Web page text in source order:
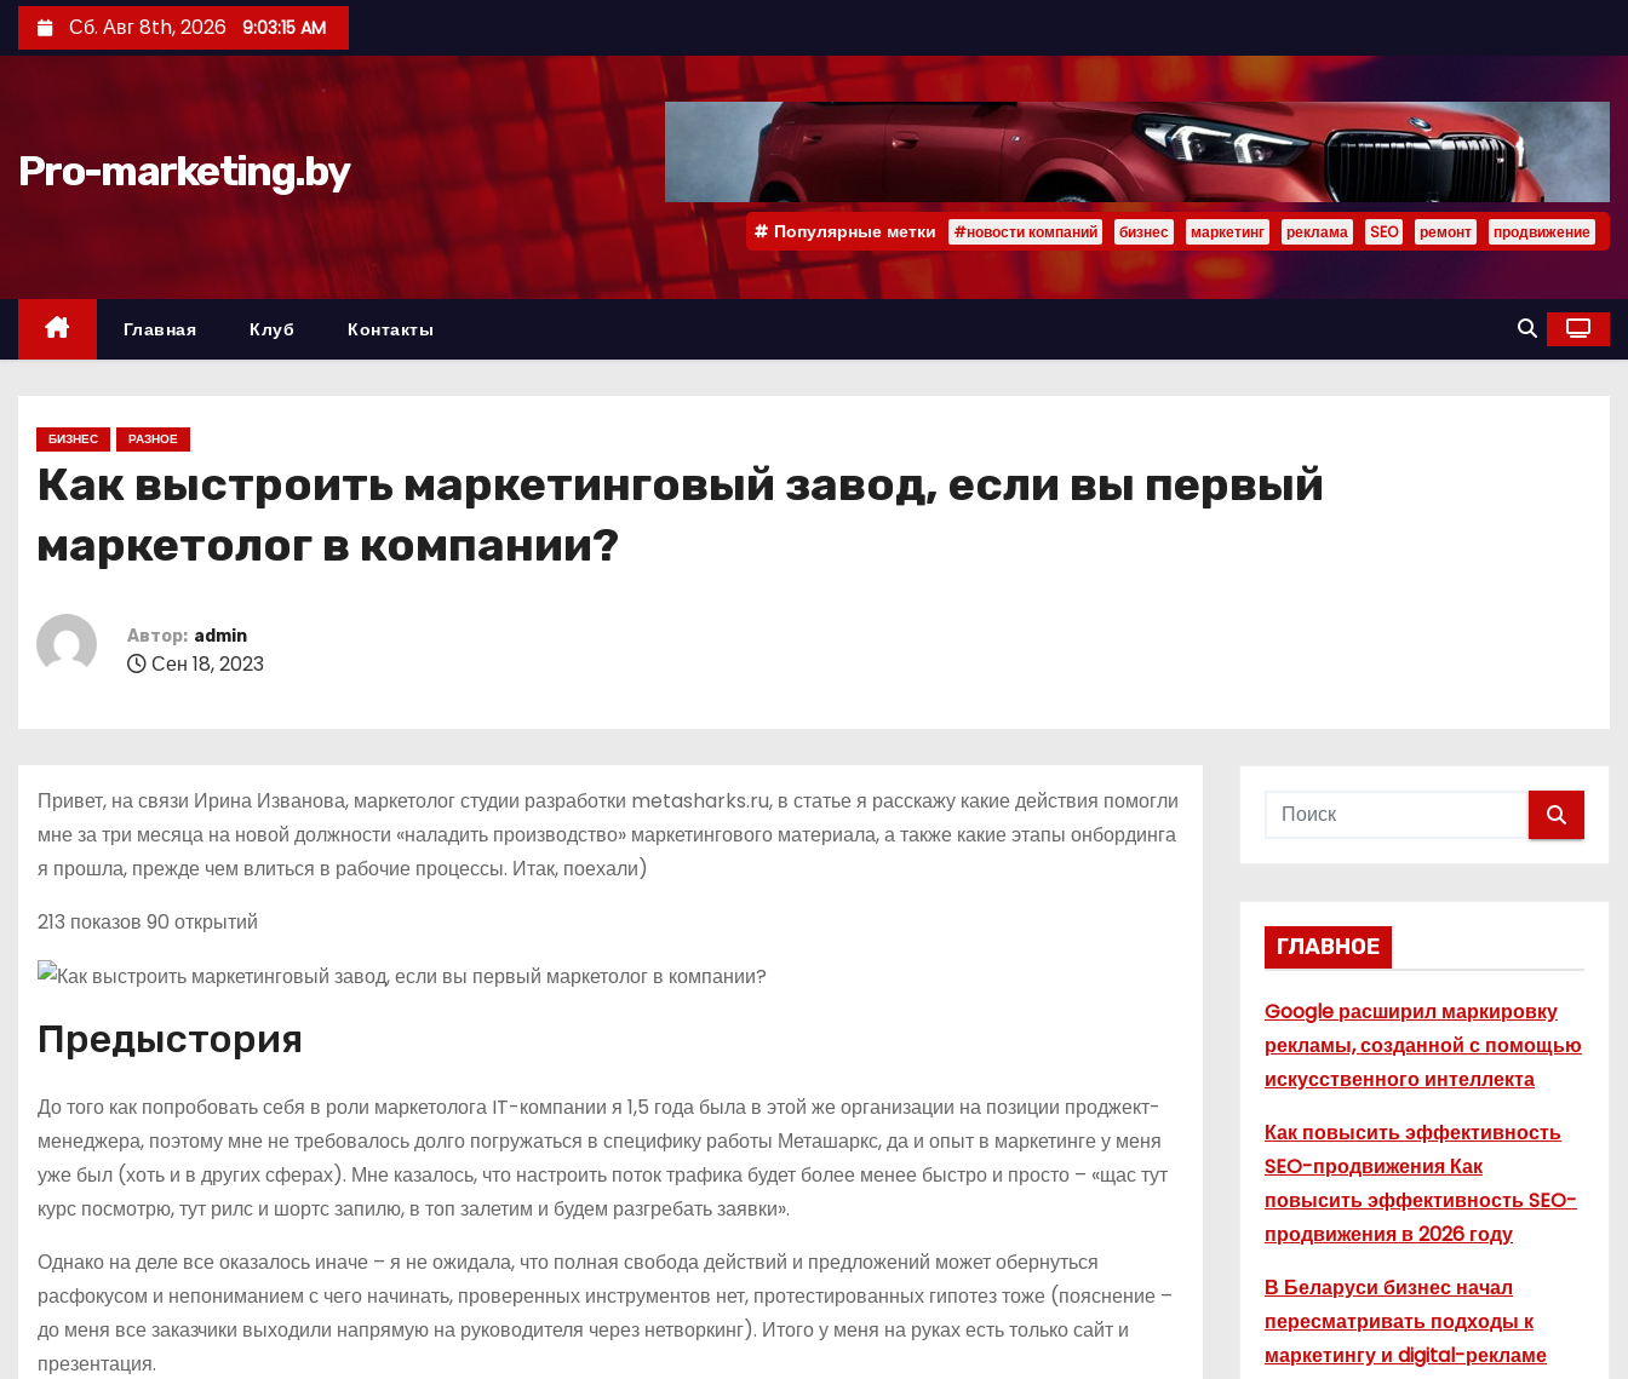
е
д
Сб. Авг 8th, 2026 9:03:16 AM
Pro-marketing.by
Популярные метки #новости компаний бизнес маркетинг реклама SEO ремонт продвижение
Главная Клуб Контакты
БИЗНЕС РАЗНОЕ
Как выстроить маркетинговый завод, если вы первый
маркетолог в компании?
Автор: admin
Сен 18, 2023
Привет, на связи Ирина Изванова, маркетолог студии разработки metasharks.ru, в статье я расскажу какие действия помогли
мне за три месяца на новой должности «наладить производство» маркетингового материала, а также какие этапы онбординга
я прошла, прежде чем влиться в рабочие процессы. Итак, поехали)
213 показов 90 открытий
Предыстория
До того как попробовать себя в роли маркетолога IT-компании я 1,5 года была в этой же организации на позиции проджект-
менеджера, поэтому мне не требовалось долго погружаться в специфику работы Меташаркс, да и опыт в маркетинге у меня
уже был (хоть и в других сферах). Мне казалось, что настроить поток трафика будет более менее быстро и просто – «щас тут
курс посмотрю, тут рилс и шортс запилю, в топ залетим и будем разгребать заявки».
Однако на деле все оказалось иначе – я не ожидала, что полная свобода действий и предложений может обернуться
расфокусом и непониманием с чего начинать, проверенных инструментов нет, протестированных гипотез тоже (пояснение –
до меня все заказчики выходили напрямую на руководителя через нетворкинг). Итого у меня на руках есть только сайт и
презентация.
ГЛАВНОЕ
Google расширил маркировку
рекламы, созданной с помощью
искусственного интеллекта
Как повысить эффективность
SEO-продвижения Как
повысить эффективность SEO-
продвижения в 2026 году
В Беларуси бизнес начал
пересматривать подходы к
маркетингу и digital-рекламе